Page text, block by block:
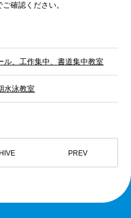
確認ください。
ル、工作集中、書道集中教室
水泳教室
PREV